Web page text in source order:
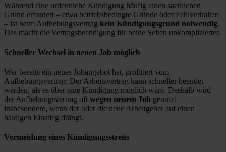
Während eine ordentliche Kündigung häufig einen sachlichen
Grund erfordert – etwa betriebsbedingte Gründe oder Fehlverhalten
– ist beim Aufhebungsvertrag kein Kündigungsgrund notwendig.
Das macht die Vertragsbeendigung für beide Seiten unkomplizierter.
Schneller Wechsel in neuen Job möglich
Wer bereits ein neues Jobangebot hat, profitiert vom
Aufhebungsvertrag: Der Arbeitsvertrag kann schneller beendet
werden, als es über eine Kündigung möglich wäre. Deshalb wird
der Aufhebungsvertrag oft wegen neuem Job genutzt –
insbesondere, wenn der oder die neue Arbeitgeber auf einen
baldigen Einstieg drängt.
Vermeidung eines Kündigungsstreits